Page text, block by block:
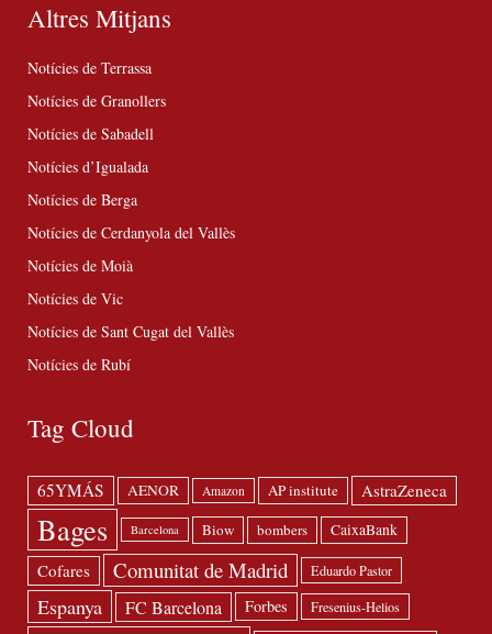
Altres Mitjans
Notícies de Terrassa
Notícies de Granollers
Notícies de Sabadell
Notícies d’Igualada
Notícies de Berga
Notícies de Cerdanyola del Vallès
Notícies de Moià
Notícies de Vic
Notícies de Sant Cugat del Vallès
Notícies de Rubí
Tag Cloud
65YMÁS AENOR Amazon AP institute AstraZeneca
Bages Barcelona Biow bombers CaixaBank
Cofares Comunitat de Madrid Eduardo Pastor
Espanya FC Barcelona Forbes Fresenius-Helios